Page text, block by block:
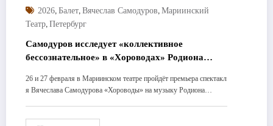
2026, Балет, Вячеслав Самодуров, Мариинский
Театр, Петербург
Самодуров исследует «коллективное
бессознательное» в «Хороводах» Родиона
26 и 27 февраля в Мариинском театре пройдёт премьера спектакл
я Вячеслава Самодурова «Хороводы» на музыку Родиона…